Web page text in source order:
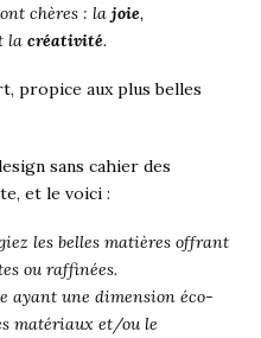
chères : la joie,
la créativité.
propice aux plus belles
sans cahier des
et le voici :
les belles matières offrant
ou raffinées.
ayant une dimension éco-
matériaux et/ou le